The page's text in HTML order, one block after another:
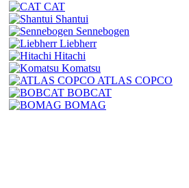
CAT
Shantui
Sennebogen
Liebherr
Hitachi
Komatsu
ATLAS COPCO
BOBCAT
BOMAG